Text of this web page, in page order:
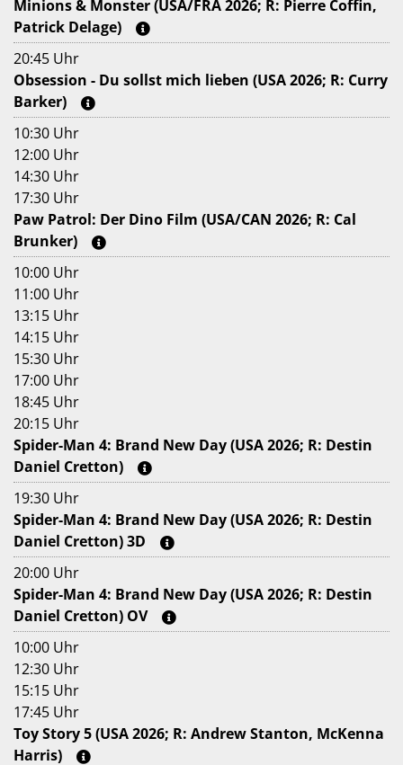
Minions & Monster (USA/FRA 2026; R: Pierre Coffin,
Patrick Delage)
20:45 Uhr
Obsession - Du sollst mich lieben (USA 2026; R: Curry
Barker)
10:30 Uhr
12:00 Uhr
14:30 Uhr
17:30 Uhr
Paw Patrol: Der Dino Film (USA/CAN 2026; R: Cal
Brunker)
10:00 Uhr
11:00 Uhr
13:15 Uhr
14:15 Uhr
15:30 Uhr
17:00 Uhr
18:45 Uhr
20:15 Uhr
Spider-Man 4: Brand New Day (USA 2026; R: Destin
Daniel Cretton)
19:30 Uhr
Spider-Man 4: Brand New Day (USA 2026; R: Destin
Daniel Cretton) 3D
20:00 Uhr
Spider-Man 4: Brand New Day (USA 2026; R: Destin
Daniel Cretton) OV
10:00 Uhr
12:30 Uhr
15:15 Uhr
17:45 Uhr
Toy Story 5 (USA 2026; R: Andrew Stanton, McKenna
Harris)